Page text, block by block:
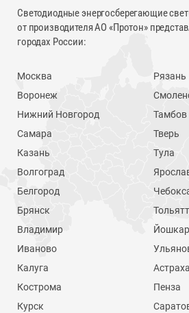
Светодиодные энергосберегающие
от производителя АО «Протон»
городах России:
Москва
Воронеж
Нижний Новгород
Самара
Казань
Волгоград
Белгород
Брянск
Владимир
Иваново
Калуга
Кострома
Курск
Рязань
Тамбов
Тверь
Тула
Пенза